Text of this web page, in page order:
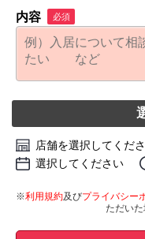
内容 必須
店舗を選択してくだ
選択してください
※利用規約及びプライバシー
ただいた